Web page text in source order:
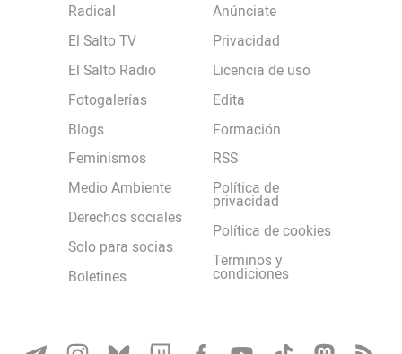
Radical
El Salto TV
El Salto Radio
Fotogalerías
Blogs
Feminismos
Medio Ambiente
Derechos sociales
Solo para socias
Boletines
Anúnciate
Privacidad
Licencia de uso
Edita
Formación
RSS
Política de
privacidad
Política de cookies
Terminos y
condiciones